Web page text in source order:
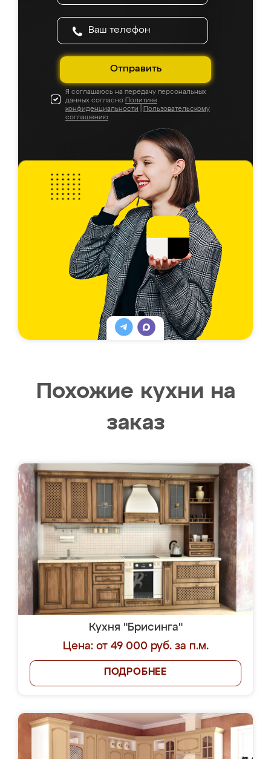
Отправить
Я соглашаюсь на передачу персональных
данных согласно Политике
конфиденциальности
Пользовательскому
соглашению
Похожие кухни на
заказ
Кухня "Брисинга"
Цена: от 49 000 руб. за п.м.
ПОДРОБНЕЕ